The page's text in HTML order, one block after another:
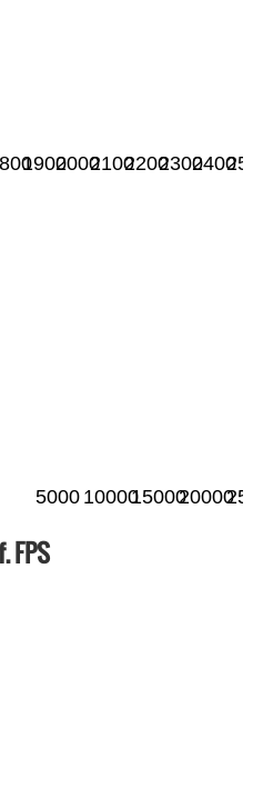
190020002100220023002400
5000 100001500020000
FPS